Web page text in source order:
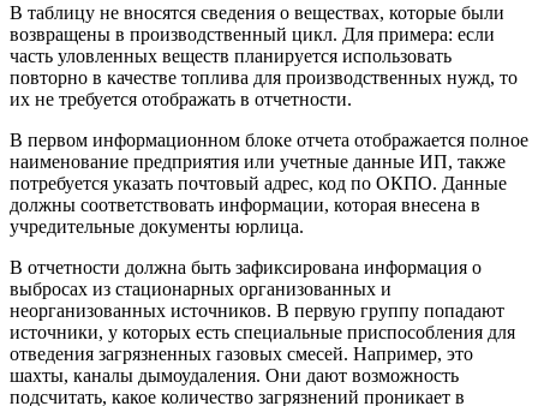
В таблицу не вносятся сведения о веществах, которые были
возвращены в производственный цикл. Для примера: если
часть уловленных веществ планируется использовать
повторно в качестве топлива для производственных нужд, то
их не требуется отображать в отчетности.
В первом информационном блоке отчета отображается полное
наименование предприятия или учетные данные ИП, также
потребуется указать почтовый адрес, код по ОКПО. Данные
должны соответствовать информации, которая внесена в
учредительные документы юрлица.
В отчетности должна быть зафиксирована информация о
выбросах из стационарных организованных и
неорганизованных источников. В первую группу попадают
источники, у которых есть специальные приспособления для
отведения загрязненных газовых смесей. Например, это
шахты, каналы дымоудаления. Они дают возможность
подсчитать, какое количество загрязнений проникает в